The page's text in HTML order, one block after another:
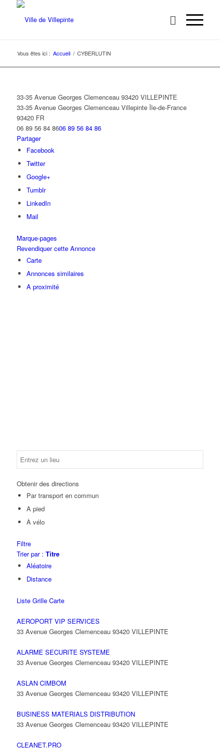
Vous êtes ici : Accueil / CYBERLUTIN
33-35 Avenue Georges Clemenceau 93420 VILLEPINTE
33-35 Avenue Georges Clemenceau Villepinte Île-de-France
93420 FR
06 89 56 84 8606 89 56 84 86
Partager
Facebook
Twitter
Google+
Tumblr
LinkedIn
Mail
Marque-pages
Revendiquer cette Annonce
Carte
Annonces similaires
A proximité
Obtenir des directions
Par transport en commun
A pied
À vélo
Filtre
Trier par : Titre
Aléatoire
Distance
Liste Grille Carte
AEROPORT VIP SERVICES
33 Avenue Georges Clemenceau 93420 VILLEPINTE
ALARME SECURITE SYSTEME
33 Avenue Georges Clemenceau 93420 VILLEPINTE
ASLAN CIMBOM
33 Avenue Georges Clemenceau 93420 VILLEPINTE
BUSINESS MATERIALS DISTRIBUTION
33 Avenue Georges Clemenceau 93420 VILLEPINTE
CLEANET.PRO